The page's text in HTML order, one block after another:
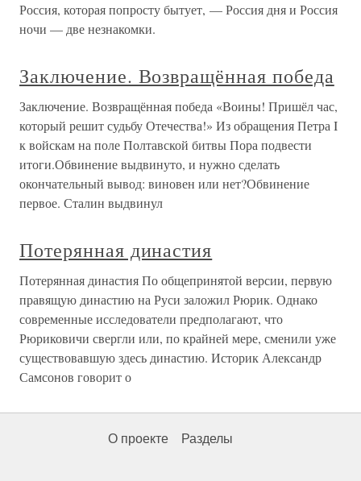
Россия, которая попросту бытует, — Россия дня и Россия
ночи — две незнакомки.
Заключение. Возвращённая победа
Заключение. Возвращённая победа «Воины! Пришёл час,
который решит судьбу Отечества!» Из обращения Петра I
к войскам на поле Полтавской битвы Пора подвести
итоги.Обвинение выдвинуто, и нужно сделать
окончательный вывод: виновен или нет?Обвинение
первое. Сталин выдвинул
Потерянная династия
Потерянная династия По общепринятой версии, первую
правящую династию на Руси заложил Рюрик. Однако
современные исследователи предполагают, что
Рюриковичи свергли или, по крайней мере, сменили уже
существовавшую здесь династию. Историк Александр
Самсонов говорит о
О проекте Разделы